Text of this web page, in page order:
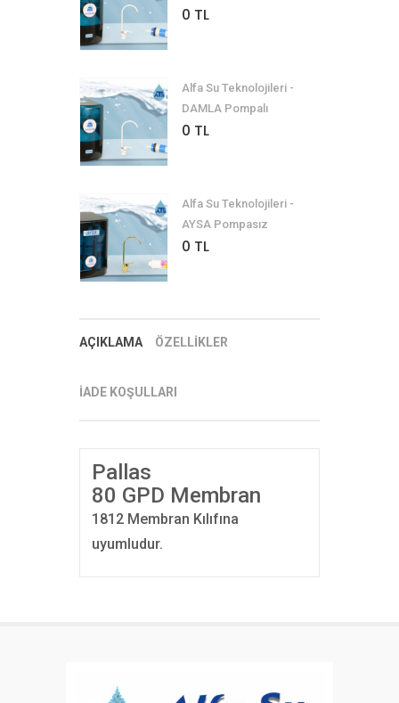
0 TL
Alfa Su Teknolojileri -
DAMLA Pompalı
0 TL
Alfa Su Teknolojileri -
AYSA Pompasız
0 TL
AÇIKLAMA ÖZELLİKLER
İADE KOŞULLARI
Pallas
80 GPD Membran
1812 Membran Kılıfına
uyumludur.